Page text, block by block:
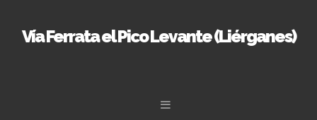
Vía Ferrata el Pico Levante (Liérganes)